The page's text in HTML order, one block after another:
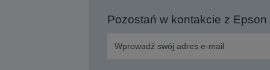
Pozostań w kontakcie z Epson